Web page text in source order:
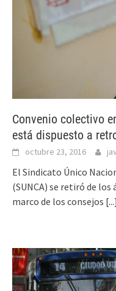
Convenio colectivo
está dispuesto a
octubre 23, 2016
El Sindicato Único
(SUNCA) se retiró de
marco de los consejos [...]